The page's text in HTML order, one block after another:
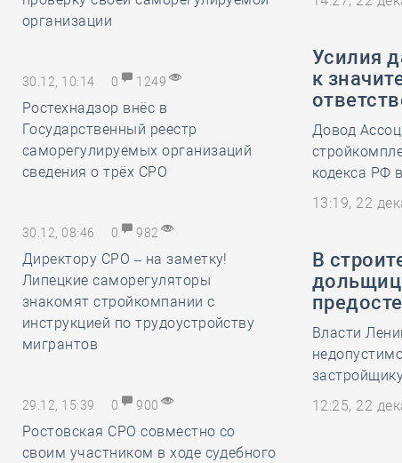
организации
30.12, 10:14 0 1249
Ростехнадзор внёс в
Государственный реестр
саморегулируемых организаций
сведения о трёх СРО
30.12, 08:46 0 982
Директору СРО – на заметку!
Липецкие саморегуляторы
знакомят стройкомпании с
инструкцией по трудоустройству
мигрантов
29.12, 15:39 0 900
Ростовская СРО совместно со
своим участником в ходе судебного
Усилия
к
Довод
кодекса РФ
13:19, 22
В
Власти
12:25, 22